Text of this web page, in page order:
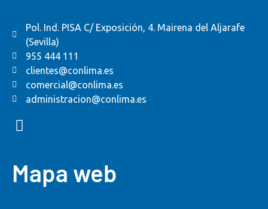
Pol. Ind. PISA C/ Exposición, 4. Mairena del Aljarafe
(Sevilla)
955 444 111
clientes@conlima.es
comercial@conlima.es
administracion@conlima.es
Mapa web